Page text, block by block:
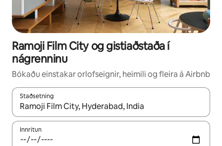
Ramoji Film City og gistiaðstaða í
nágrenninu
Bókaðu einstakar orlofseignir, heimili og fleira á Airbnb
Staðsetning
Þegar niðurstöður liggja fyrir skaltu nota upp og niður
Innritun